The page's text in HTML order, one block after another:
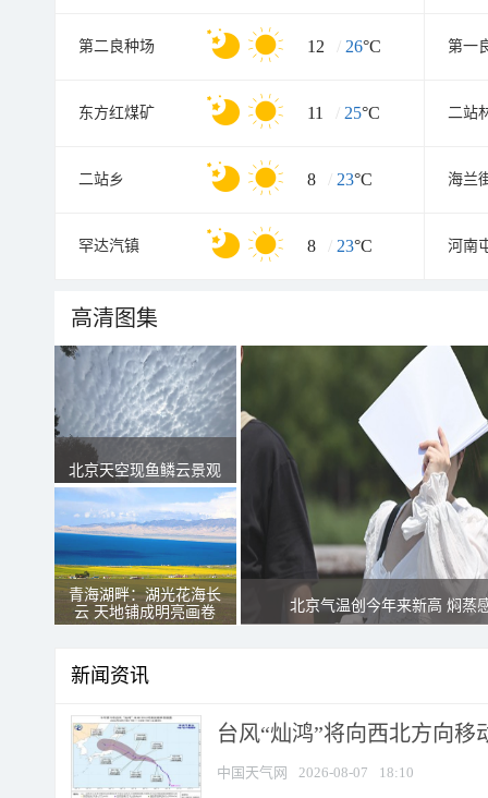
第二良种场 12 / 26°C 第一
东方红煤矿 11 / 25°C 二站
二站乡 8 / 23°C 海兰
罕达汽镇 8 / 23°C 河南
高清图集
北京天空现鱼鳞云景观
青海湖畔：湖光花海长
云 天地铺成明亮画卷
北京气温创今年来新高 焖蒸
新闻资讯
台风“灿鸿”将向西北方向移
中国天气网 2026-08-07 18:10